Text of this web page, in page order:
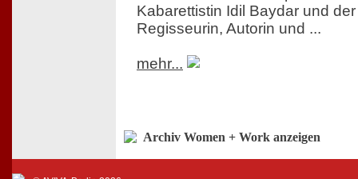
Kabarettistin Idil Baydar und der
Regisseurin, Autorin und ...
mehr...
Archiv Women + Work anzeigen